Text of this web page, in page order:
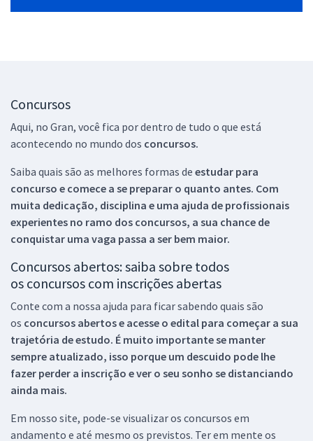
Concursos
Aqui, no Gran, você fica por dentro de tudo o que está
acontecendo no mundo dos concursos.
Saiba quais são as melhores formas de estudar para
concurso e comece a se preparar o quanto antes. Com
muita dedicação, disciplina e uma ajuda de profissionais
experientes no ramo dos concursos, a sua chance de
conquistar uma vaga passa a ser bem maior.
Concursos abertos: saiba sobre todos
os concursos com inscrições abertas
Conte com a nossa ajuda para ficar sabendo quais são
os concursos abertos e acesse o edital para começar a sua
trajetória de estudo. É muito importante se manter
sempre atualizado, isso porque um descuido pode lhe
fazer perder a inscrição e ver o seu sonho se distanciando
ainda mais.
Em nosso site, pode-se visualizar os concursos em
andamento e até mesmo os previstos. Ter em mente os